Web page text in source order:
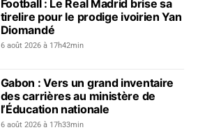
Football : Le Real Madrid brise sa
tirelire pour le prodige ivoirien Yan
Diomandé
6 août 2026 à 17h42min
Gabon : Vers un grand inventaire
des carrières au ministère de
l’Éducation nationale
6 août 2026 à 17h33min